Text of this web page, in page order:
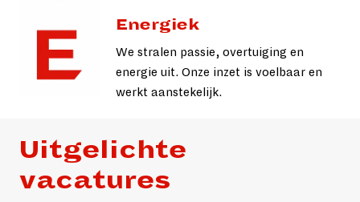
Energiek
We stralen passie, overtuiging en
energie uit. Onze inzet is voelbaar en
werkt aanstekelijk.
Uitgelichte
vacatures